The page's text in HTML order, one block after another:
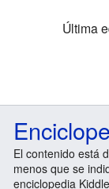
Última
El contenido está
menos que se
enciclopedia